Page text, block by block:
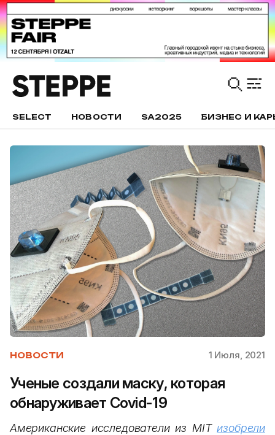
SELECT НОВОСТИ SA2025 БИЗНЕС И
НОВОСТИ 1 Июля, 2021
Ученые создали маску, которая
обнаруживает Covid-19
Американские исследователи из MITизобрели